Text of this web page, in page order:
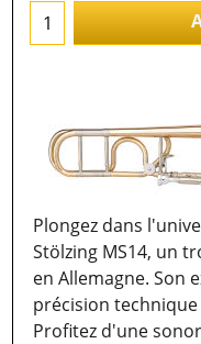
Plongez dans
Stölzing MS14, un
en Allemagne. Son
précision
Profitez d'une